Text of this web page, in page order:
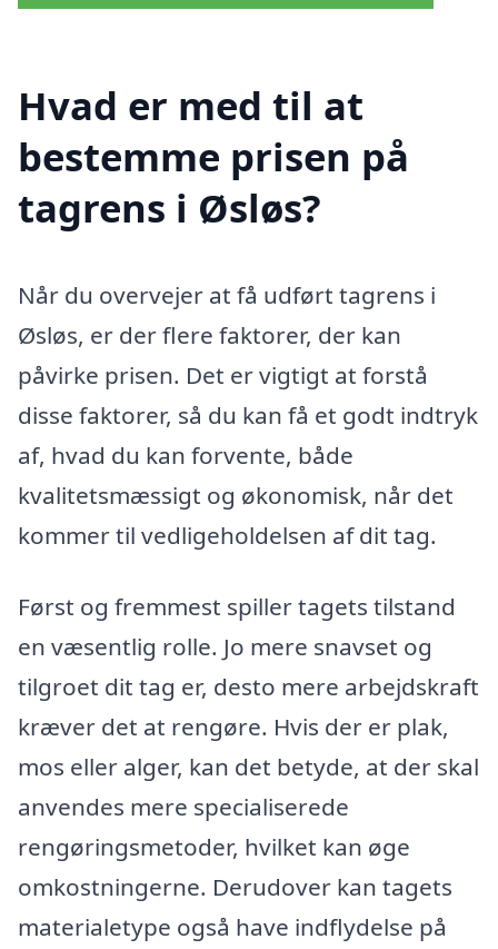
Hvad er med til at
bestemme prisen på
tagrens i Øsløs?
Når du overvejer at få udført tagrens i
Øsløs, er der flere faktorer, der kan
påvirke prisen. Det er vigtigt at forstå
disse faktorer, så du kan få et godt indtryk
af, hvad du kan forvente, både
kvalitetsmæssigt og økonomisk, når det
kommer til vedligeholdelsen af dit tag.
Først og fremmest spiller tagets tilstand
en væsentlig rolle. Jo mere snavset og
tilgroet dit tag er, desto mere arbejdskraft
kræver det at rengøre. Hvis der er plak,
mos eller alger, kan det betyde, at der skal
anvendes mere specialiserede
rengøringsmetoder, hvilket kan øge
omkostningerne. Derudover kan tagets
materialetype også have indflydelse på